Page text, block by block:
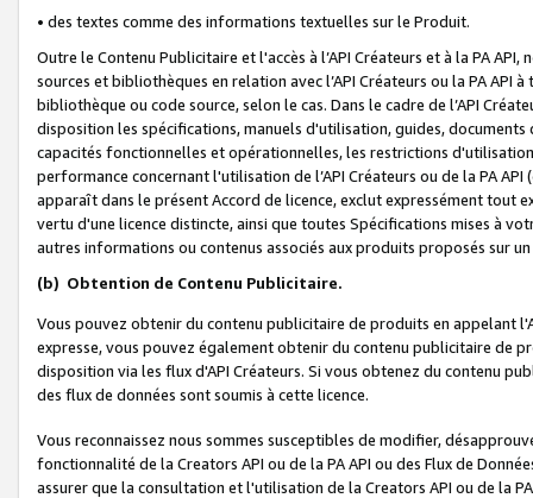
• des textes comme des informations textuelles sur le Produit.
Outre le Contenu Publicitaire et l'accès à l’API Créateurs et à la PA
sources et bibliothèques en relation avec l’API Créateurs ou la PA
bibliothèque ou code source, selon le cas. Dans le cadre de l’API
disposition les spécifications, manuels d'utilisation, guides,
capacités fonctionnelles et opérationnelles, les restrictions
performance concernant l'utilisation de l’API Créateurs ou de la PA
apparaît dans le présent Accord de licence, exclut expressément tout
vertu d'une licence distincte, ainsi que toutes Spécifications mises à
autres informations ou contenus associés aux produits proposés sur
(b) Obtention de Contenu Publicitaire.
Vous pouvez obtenir du contenu publicitaire de produits en appelant
expresse, vous pouvez également obtenir du contenu publicitaire de
disposition via les flux d'API Créateurs. Si vous obtenez du contenu
des flux de données sont soumis à cette licence.
Vous reconnaissez nous sommes susceptibles de modifier,
fonctionnalité de la Creators API ou de la PA API ou des Flux de
assurer que la consultation et l'utilisation de la Creators API ou de la